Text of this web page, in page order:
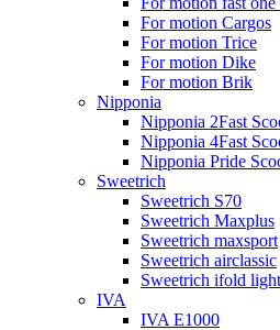
For motion Cargos
For motion Trice
For motion Dike
For motion Brik
Nipponia
Nipponia 2Fast
Nipponia 4Fast
Nipponia Pride
Sweetrich
Sweetrich S70
Sweetrich Maxplus
Sweetrich maxsport
Sweetrich airclassic
Sweetrich ifold light
IVA
IVA E1000